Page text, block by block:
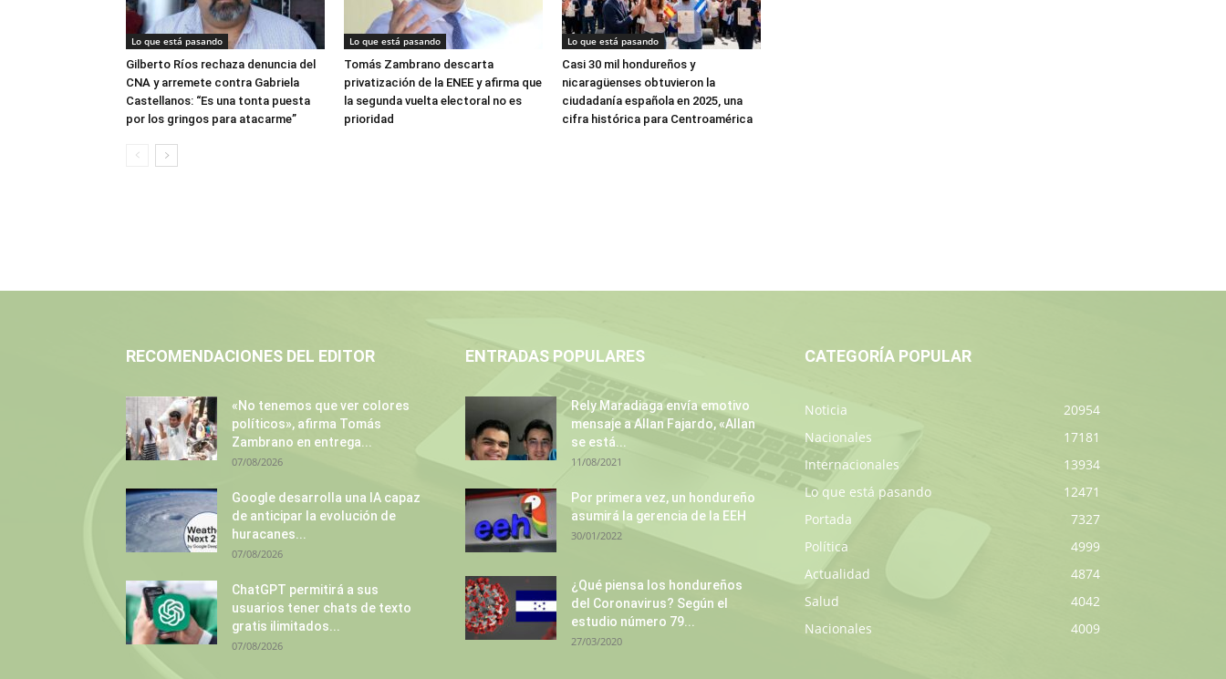
Lo que está pasando
Gilberto Ríos rechaza denuncia del
CNA y arremete contra Gabriela
Castellanos: “Es una tonta puesta
por los gringos para atacarme”
Lo que está pasando
Tomás Zambrano descarta
privatización de la ENEE y afirma que
la segunda vuelta electoral no es
prioridad
Lo que está pasando
Casi 30 mil hondureños y
nicaragüenses obtuvieron la
ciudadanía española en 2025, una
cifra histórica para Centroamérica
RECOMENDACIONES DEL EDITOR
«No tenemos que ver colores
políticos», afirma Tomás
Zambrano en entrega...
07/08/2026
Google desarrolla una IA capaz
de anticipar la evolución de
huracanes...
07/08/2026
ChatGPT permitirá a sus
usuarios tener chats de texto
gratis ilimitados...
07/08/2026
ENTRADAS POPULARES
Rely Maradiaga envía emotivo
mensaje a Allan Fajardo, «Allan
se está...
11/08/2021
Por primera vez, un hondureño
asumirá la gerencia de la EEH
30/01/2022
¿Qué piensa los hondureños
del Coronavirus? Según el
estudio número 79...
27/03/2020
CATEGORÍA POPULAR
Noticia
20954
Nacionales
17181
Internacionales
13934
Lo que está pasando
12471
Portada
7327
Política
4999
Actualidad
4874
Salud
4042
Nacionales
4009